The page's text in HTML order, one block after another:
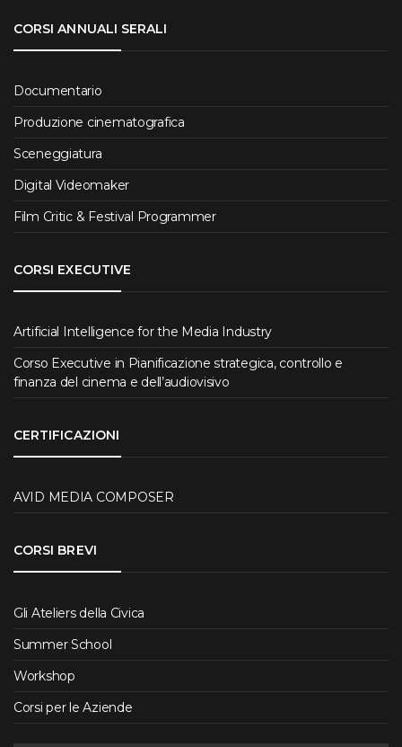
CORSI ANNUALI SERALI
Documentario
Produzione cinematografica
Sceneggiatura
Digital Videomaker
Film Critic & Festival Programmer
CORSI EXECUTIVE
Artificial Intelligence for the Media Industry
Corso Executive in Pianificazione strategica, controllo e
finanza del cinema e dell’audiovisivo
CERTIFICAZIONI
AVID MEDIA COMPOSER
CORSI BREVI
Gli Ateliers della Civica
Summer School
Workshop
Corsi per le Aziende